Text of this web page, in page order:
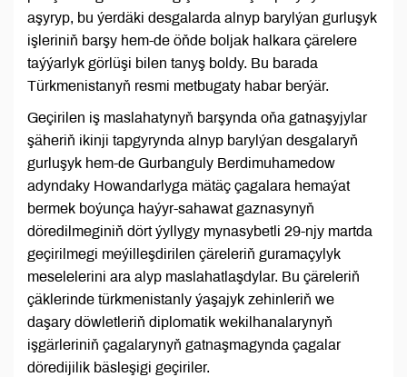
aşyryp, bu ýerdäki desgalarda alnyp barylýan gurluşyk
işleriniň barşy hem-de öňde boljak halkara çärelere
taýýarlyk görlüşi bilen tanyş boldy. Bu barada
Türkmenistanyň resmi metbugaty habar berýär.
Geçirilen iş maslahatynyň barşynda oňa gatnaşyjylar
şäheriň ikinji tapgyrynda alnyp barylýan desgalaryň
gurluşyk hem-de Gurbanguly Berdimuhamedow
adyndaky Howandarlyga mätäç çagalara hemaýat
bermek boýunça haýyr-sahawat gaznasynyň
döredilmeginiň dört ýyllygy mynasybetli 29-njy martda
geçirilmegi meýilleşdirilen çäreleriň guramaçylyk
meselelerini ara alyp maslahatlaşdylar. Bu çäreleriň
çäklerinde türkmenistanly ýaşajyk zehinleriň we
daşary döwletleriň diplomatik wekilhanalarynyň
işgärleriniň çagalarynyň gatnaşmagynda çagalar
döredijilik bäsleşigi geçiriler.